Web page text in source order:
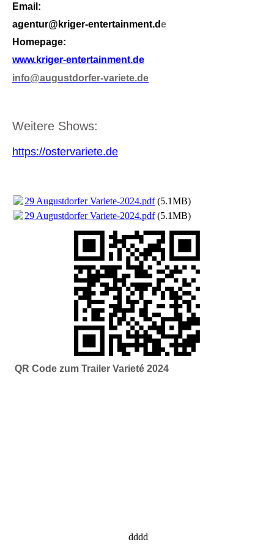
Emai l:
agentur@kriger-entertainment.de
Homepage:
www.kriger-entertainment.de
info@augustdorfer-variete.de
Weitere Shows:
https://ostervariete.de
29 Augustdorfer Variete-2024.pdf(5.1MB)
29 Augustdorfer Variete-2024.pdf(5.1MB)
QR Code zum Trailer Varieté 2024
dddd